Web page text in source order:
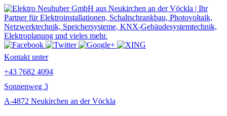
Kontakt unter
+43 7682 4094
Sonnenweg 3
A-4872 Neukirchen an der Vöckla